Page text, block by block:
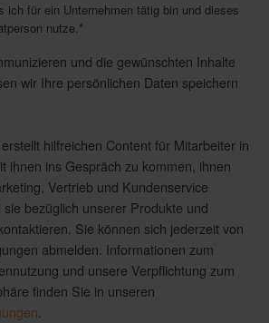
ich für ein Unternehmen tätig bin und dieses
nutze.*
und die gewünschten Inhalte
wir Ihre persönlichen Daten speichern
hilfreichen Content für Mitarbeiter in
ihnen ins Gespräch zu kommen, ihnen
Vertrieb und Kundenservice
bezüglich unserer Produkte und
Sie können sich jederzeit von
abmelden. Informationen zum
und unsere Verpflichtung zum
finden Sie in unseren